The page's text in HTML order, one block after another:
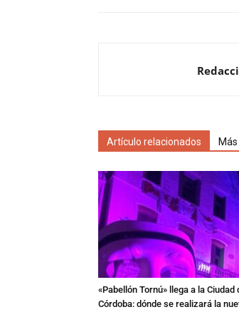
Artículo relacionados
«Pabellón Tornú» llega a la Ciudad
Córdoba: dónde se realizará la